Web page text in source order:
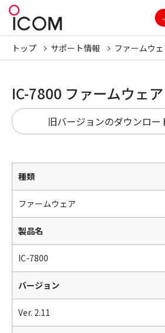
トップ サポート情報 ファームウ
IC-7800 ファームウェ
旧バージョンのダウンロー
種類
ファームウェア
製品名
IC-7800
バージョン
Ver. 2.11